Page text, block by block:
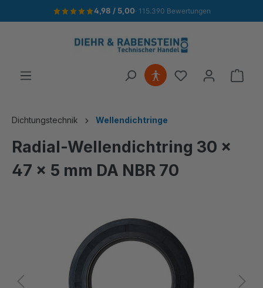
springen 4,98 / 5,00· 115.390 Bewertungen
Dichtungstechnik Wellendichtringe
Radial-Wellendichtring 30 x
47 x 5 mm DA NBR 70
Bildergalerie überspringen